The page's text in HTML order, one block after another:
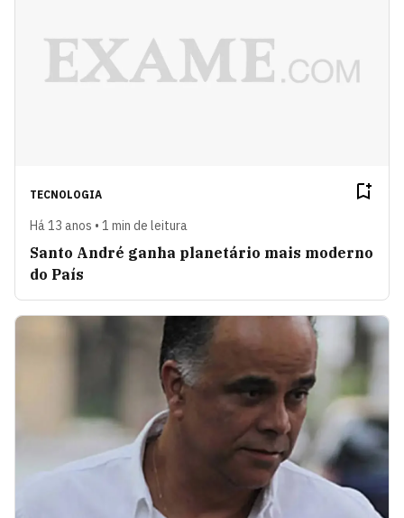
TECNOLOGIA
Há 13 anos • 1 min de leitura
Santo André ganha planetário mais moderno
do País